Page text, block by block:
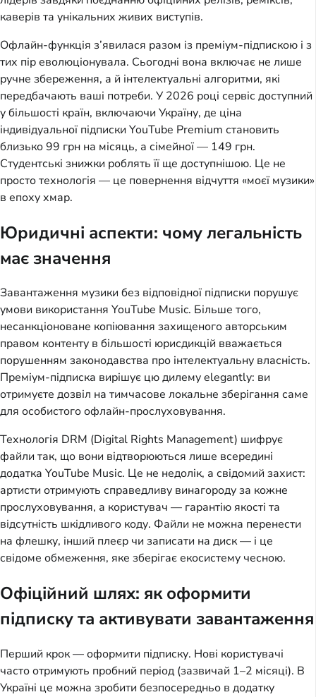
каверів та унікальних живих виступів.
Офлайн-функція з’явилася разом із преміум-підпискою і з
тих пір еволюціонувала. Сьогодні вона включає не лише
ручне збереження, а й інтелектуальні алгоритми, які
передбачають ваші потреби. У 2026 році сервіс доступний
у більшості країн, включаючи Україну, де ціна
індивідуальної підписки YouTube Premium становить
близько 99 грн на місяць, а сімейної — 149 грн.
Студентські знижки роблять її ще доступнішою. Це не
просто технологія — це повернення відчуття «моєї музики»
в епоху хмар.
Юридичні аспекти: чому легальність
має значення
Завантаження музики без відповідної підписки порушує
умови використання YouTube Music. Більше того,
несанкціоноване копіювання захищеного авторським
правом контенту в більшості юрисдикцій вважається
порушенням законодавства про інтелектуальну власність.
Преміум-підписка вирішує цю дилему elegantly: ви
отримуєте дозвіл на тимчасове локальне зберігання саме
для особистого офлайн-прослуховування.
Технологія DRM (Digital Rights Management) шифрує
файли так, що вони відтворюються лише всередині
додатка YouTube Music. Це не недолік, а свідомий захист:
артисти отримують справедливу винагороду за кожне
прослуховування, а користувач — гарантію якості та
відсутність шкідливого коду. Файли не можна перенести
на флешку, інший плеєр чи записати на диск — і це
свідоме обмеження, яке зберігає екосистему чесною.
Офіційний шлях: як оформити
підписку та активувати завантаження
Перший крок — оформити підписку. Нові користувачі
часто отримують пробний період (зазвичай 1–2 місяці). В
Україні це можна зробити безпосередньо в додатку